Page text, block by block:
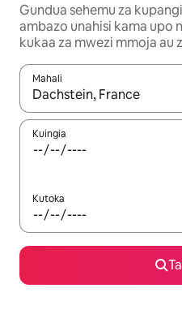
Gundua sehemu za
ambazo unahisi kama upo
kukaa za mwezi mmoja au
Mahali
Wakati matokeo
Kuingia
Kutoka